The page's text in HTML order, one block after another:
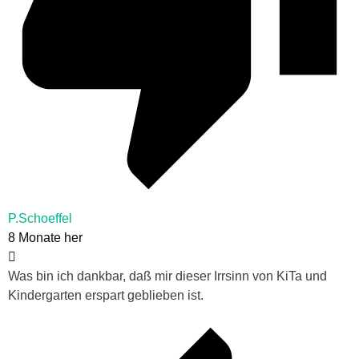
P.Schoeffel
8 Monate her
Was bin ich dankbar, daß mir dieser Irrsinn von KiTa und
Kindergarten erspart geblieben ist.